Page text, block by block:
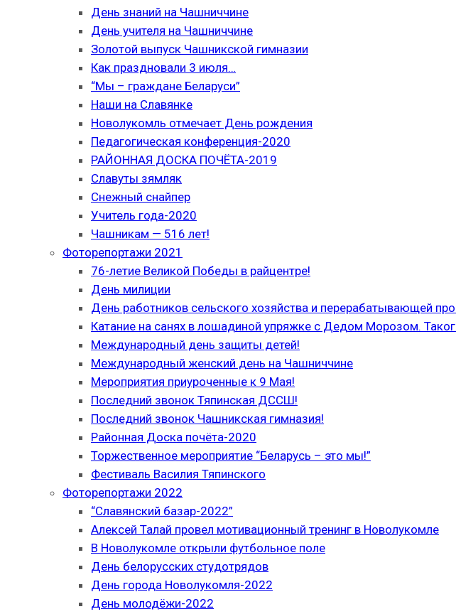
День знаний на Чашниччине
День учителя на Чашниччине
Золотой выпуск Чашникской гимназии
Как праздновали 3 июля…
“Мы – граждане Беларуси”
Наши на Славянке
Новолукомль отмечает День рождения
Педагогическая конференция-2020
РАЙОННАЯ ДОСКА ПОЧЁТА-2019
Славуты зямляк
Снежный снайпер
Учитель года-2020
Чашникам — 516 лет!
Фоторепортажи 2021
76-летие Великой Победы в райцентре!
День милиции
День работников сельского хозяйства и перерабатывающей
Катание на санях в лошадиной упряжке с Дедом Морозом.
Международный день защиты детей!
Международный женский день на Чашниччине
Мероприятия приуроченные к 9 Мая!
Последний звонок Тяпинская ДССШ!
Последний звонок Чашникская гимназия!
Районная Доска почёта-2020
Торжественное мероприятие “Беларусь – это мы!”
Фестиваль Василия Тяпинского
Фоторепортажи 2022
“Славянский базар-2022”
Алексей Талай провел мотивационный тренинг в Новолукомле
В Новолукомле открыли футбольное поле
День белорусских студотрядов
День города Новолукомля-2022
День молодёжи-2022